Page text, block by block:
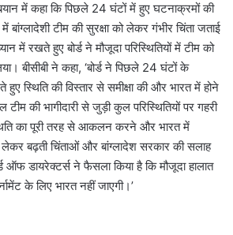
बयान में कहा कि पिछले 24 घंटों में हुए घटनाक्रमों की
में बांग्लादेशी टीम की सुरक्षा को लेकर गंभीर चिंता जताई
में रखते हुए बोर्ड ने मौजूदा परिस्थितियों में टीम को
बीसीबी ने कहा, ‘बोर्ड ने पिछले 24 घंटों के
स्थिति की विस्तार से समीक्षा की और भारत में होने
की भागीदारी से जुड़ी कुल परिस्थितियों पर गहरी
का पूरी तरह से आकलन करने और भारत में
लेकर बढ़ती चिंताओं और बांग्लादेश सरकार की सलाह
ऑफ डायरेक्टर्स ने फैसला किया है कि मौजूदा हालात
के लिए भारत नहीं जाएगी।’